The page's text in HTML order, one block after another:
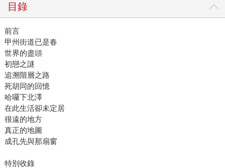
目錄
前言
甲州街道已是春
世界的盡頭
初戀之謎
追溯階層之路
死胡同的回憶
哈囉下北澤
在此生活卻未定居
很遠的地方
真正的地圖
成孔先與那扇窗
特別收錄